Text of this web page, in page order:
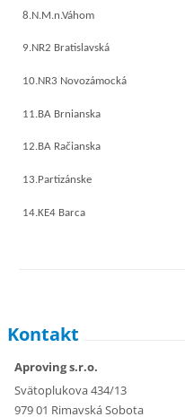
8.N.M.n.Váhom
9.NR2 Bratislavská
10.NR3 Novozámocká
11.BA Brnianska
12.BA Račianska
13.Partizánske
14.KE4 Barca
Kontakt
Aproving s.r.o.
Svätoplukova 434/13
979 01 Rimavská Sobota